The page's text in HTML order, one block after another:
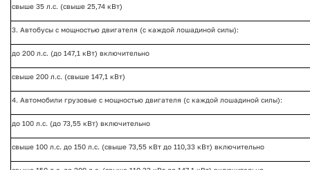
свыше 35 л.с. (свыше 25,74 кВт)
3. Автобусы с мощностью двигателя (с каждой лошадиной силы):
до 200 л.с. (до 147,1 кВт) включительно
свыше 200 л.с. (свыше 147,1 кВт)
4. Автомобили грузовые с мощностью двигателя (с каждой лошадиной силы):
до 100 л.с. (до 73,55 кВт) включительно
свыше 100 л.с. до 150 л.с. (свыше 73,55 кВт до 110,33 кВт) включительно